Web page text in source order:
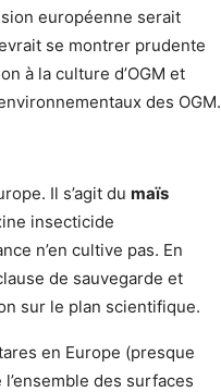
européenne serait
se montrer prudente
à la culture d’OGM et
des OGM.
Il s’agit du maïs
insecticide
n’en cultive pas. En
de sauvegarde et
sur le plan scientifique.
en Europe (presque
des surfaces